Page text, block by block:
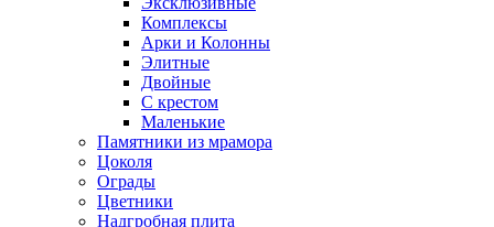
Комплексы
Арки и Колонны
Элитные
Двойные
С крестом
Маленькие
Памятники из мрамора
Цоколя
Ограды
Цветники
Надгробная плита